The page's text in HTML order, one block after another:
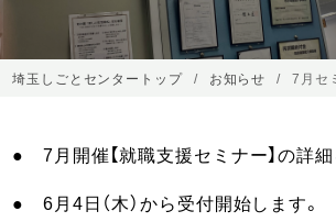
埼玉しごとセンタートップ お知らせ 7月セ
● 7月開催【就職支援セミナー】の詳細
● 6月4日（木）から受付開始します。